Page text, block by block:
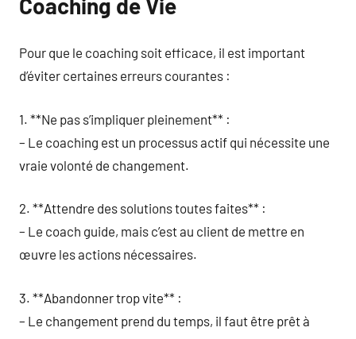
Pour que le coaching soit efficace, il est important
d’éviter certaines erreurs courantes :
1. **Ne pas s’impliquer pleinement** :
– Le coaching est un processus actif qui nécessite une
vraie volonté de changement.
2. **Attendre des solutions toutes faites** :
– Le coach guide, mais c’est au client de mettre en
œuvre les actions nécessaires.
3. **Abandonner trop vite** :
– Le changement prend du temps, il faut être prêt à